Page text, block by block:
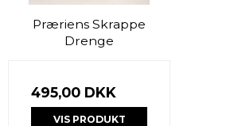
Præriens Skrappe
Drenge
495,00 DKK
VIS PRODUKT